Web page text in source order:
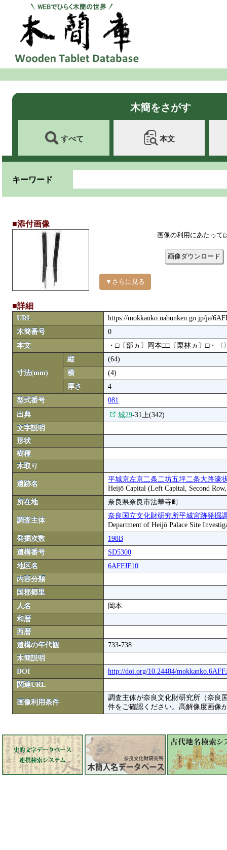
木簡をさがす
すべて 本文
キーワード
■添付画像
▼さらに見る
画像の利用にあたって
画像ダウンロード
■詳細
URL
https://mokkanko.nabunken.go.jp/ja/
木簡番号
0
本文
・□〔部ヵ〕岡本□□〔栗林ヵ〕□・〈
寸法(mm)
縦
(64)
横
(4)
厚さ
4
型式番号
081
出典
城29-31上(342)
文字説明
形状
樹種
木取り
遺跡名
平城京左京二条二坊五坪二条大路濠
Heijō Capital (Left Capital, Second
所在地
奈良県奈良市法華寺町
調査主体
奈良国立文化財研究所平城宮跡発掘
Department of Heijō Palace Site
発掘次数
198B
遺構番号
SD5300
地区名
6AFFJF10
内容分類
国郡郷里
人名
岡本
和暦
西暦
遺構の年代観
733-738
木簡説明
DOI
http://doi.org/10.24484/
関連URL
画像利用条件
調査主体が奈良文化財研究所（奈良
件をご確認ください。高解像度画像